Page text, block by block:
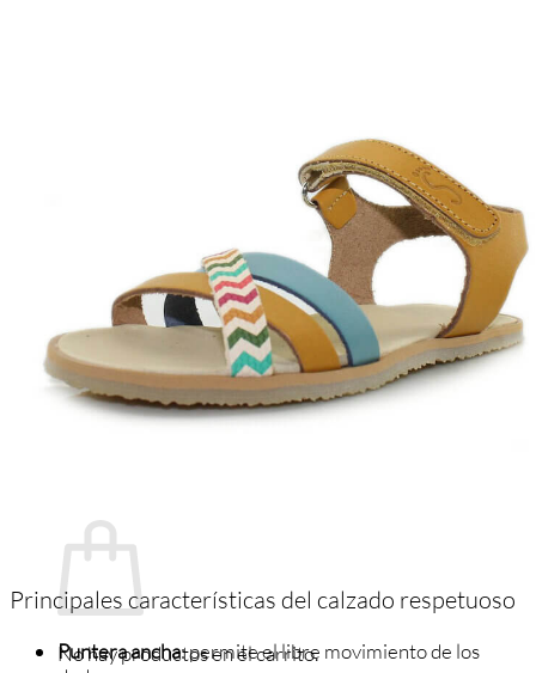
Zapatos OUTLET
Zapatos Niña OUTLET
Zapatos Niño OUTLET
Buscar
por:
No hay productos en el carrito.
Principales características del calzado respetuoso
Puntera ancha: permite el libre movimiento de los